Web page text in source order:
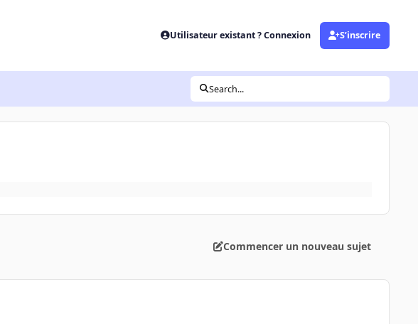
Utilisateur existant ? Connexion S’inscrire
Search...
Commencer un nouveau sujet